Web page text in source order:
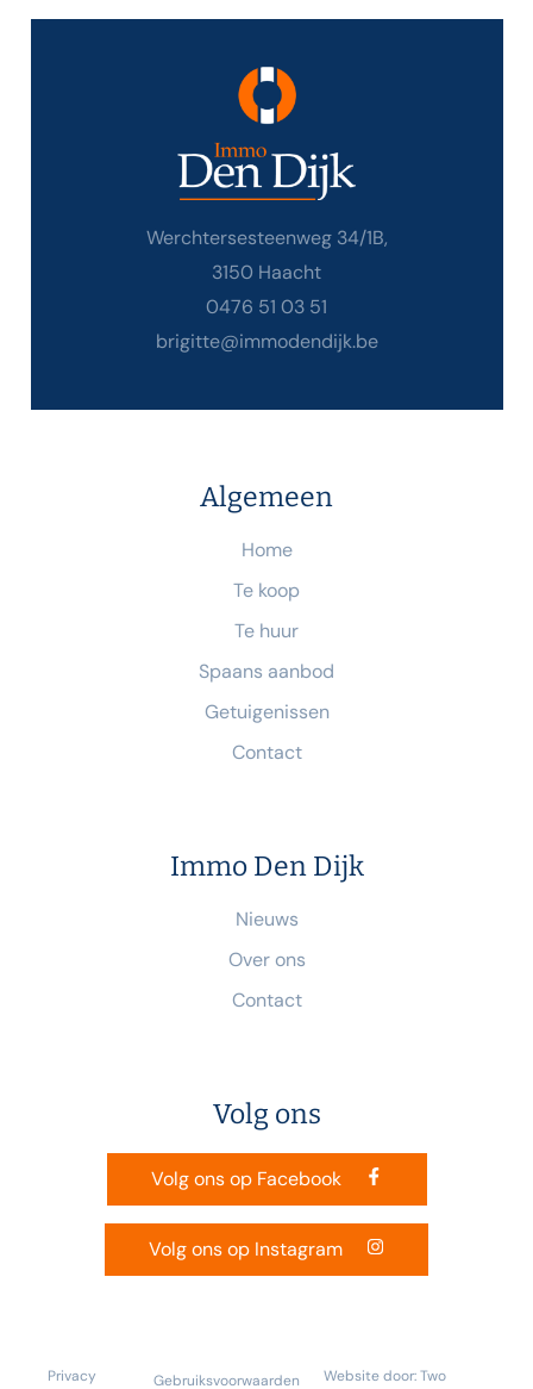
Werchtersesteenweg 34/1B,
3150 Haacht
0476 51 03 51
brigitte@immodendijk.be
Immo Den Dijk
Nieuws
Over ons
Contact
Volg ons
Volg ons op Facebook
Volg ons op Instagram
Algemeen
Home
Te koop
Te huur
Spaans aanbod
Getuigenissen
Contact
Privacy
Gebruiksvoorwaarden
Website door: Two